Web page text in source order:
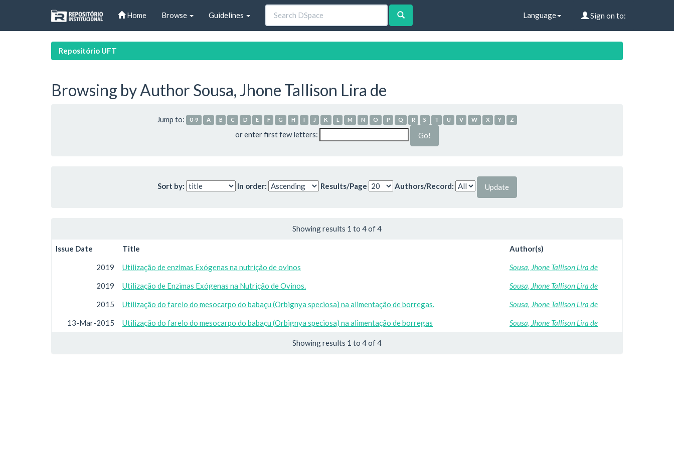
Home Browse Guidelines Language Sign on to:
Repositório UFT
Browsing by Author Sousa, Jhone Tallison Lira de
Jump to: 0-9 A B C D E F G H I J K L M N O P Q R S T U V W X Y Z
or enter first few letters:
Sort by: In order: Results/Page Authors/Record:
Showing results 1 to 4 of 4
Issue Date Title Author(s)
2019 Utilização de enzimas Exógenas na nutrição de ovinos Sousa, Jhone Tallison Lira de
2019 Utilização de Enzimas Exógenas na Nutrição de Ovinos. Sousa, Jhone Tallison Lira de
2015 Utilização do farelo do mesocarpo do babaçu (Orbignya speciosa) na alimentação de borregas. Sousa, Jhone Tallison Lira de
13-Mar-2015 Utilização do farelo do mesocarpo do babaçu (Orbignya speciosa) na alimentação de borregas Sousa, Jhone Tallison Lira de
Showing results 1 to 4 of 4